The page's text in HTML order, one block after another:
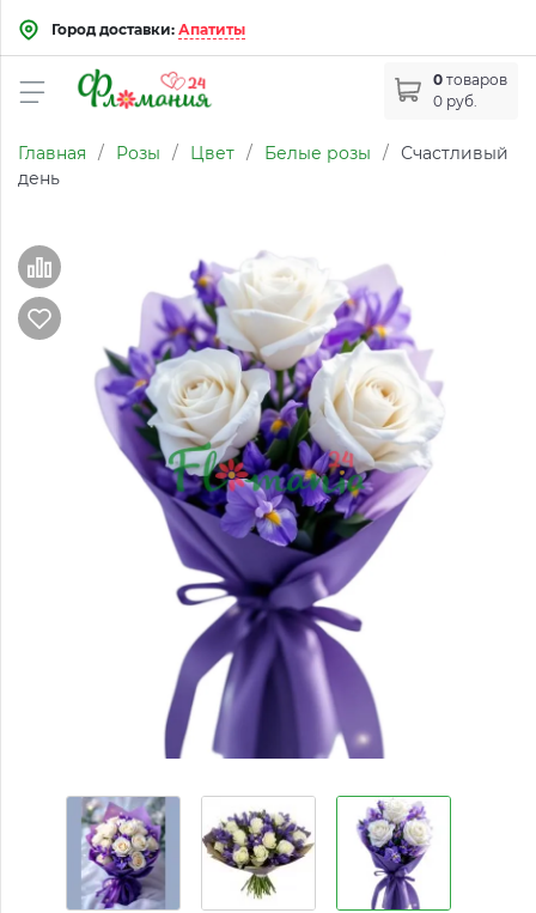
Город доставки: Апатиты
0 товаров
0 руб.
Главная / Розы / Цвет / Белые розы / Счастливый
день